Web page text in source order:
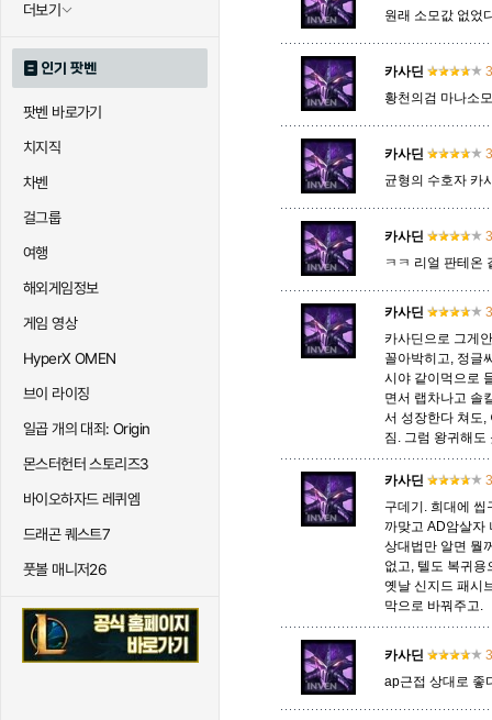
더보기
인기 팟벤
팟벤 바로가기
치지직
차벤
걸그룹
여행
해외게임정보
게임 영상
HyperX OMEN
브이 라이징
일곱 개의 대죄: Origin
몬스터헌터 스토리즈3
바이오하자드 레퀴엠
드래곤 퀘스트7
풋볼 매니저26
원래 소모값 없었
카사딘
황천의검 마나소
카사딘
균형의 수호자 카
카사딘
ㅋㅋ 리얼 판테온
카사딘
카사딘으로 그게
꼴아박히고, 정글
시야 같이먹으로
면서 랩차나고 솔
서 성장한다 쳐도,
짐. 그럼 왕귀해도
카사딘
구데기. 희대에
까맞고 AD암살자
상대법만 알면 뭘
없고, 텔도 복귀
옛날 신지드 패시
막으로 바꿔주고.
카사딘
ap근접 상대로 좋